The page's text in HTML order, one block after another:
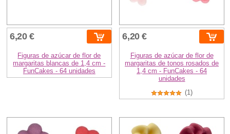
6,20 €
Figuras de azúcar de flor de
margaritas blancas de 1,4 cm -
FunCakes - 64 unidades
6,20 €
Figuras de azúcar de flor de
margaritas de tonos rosados de
1,4 cm - FunCakes - 64
unidades
(1)